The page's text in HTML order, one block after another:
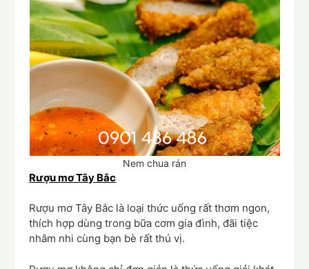
Nem chua rán
Rượu mơ Tây Bắc
Rượu mơ Tây Bắc là loại thức uống rất thơm ngon,
thích hợp dùng trong bữa cơm gia đình, đãi tiệc
nhâm nhi cùng bạn bè rất thú vị.